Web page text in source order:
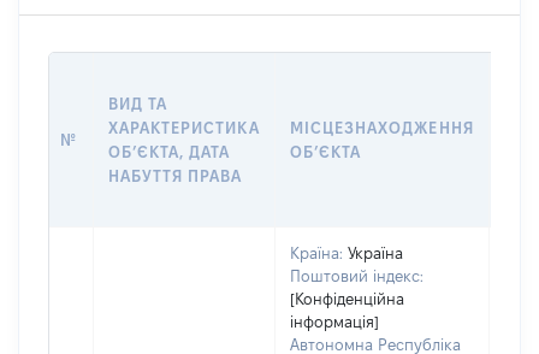
№
ВИД ТА
ХАРАКТЕРИСТИКА
ОБʼЄКТА, ДАТА
НАБУТТЯ ПРАВА
МІСЦЕЗНАХОДЖЕННЯ
ОБʼЄКТА
Країна: Україна
Поштовий індекс:
[Конфіденційна
інформація]
Автономна Республіка